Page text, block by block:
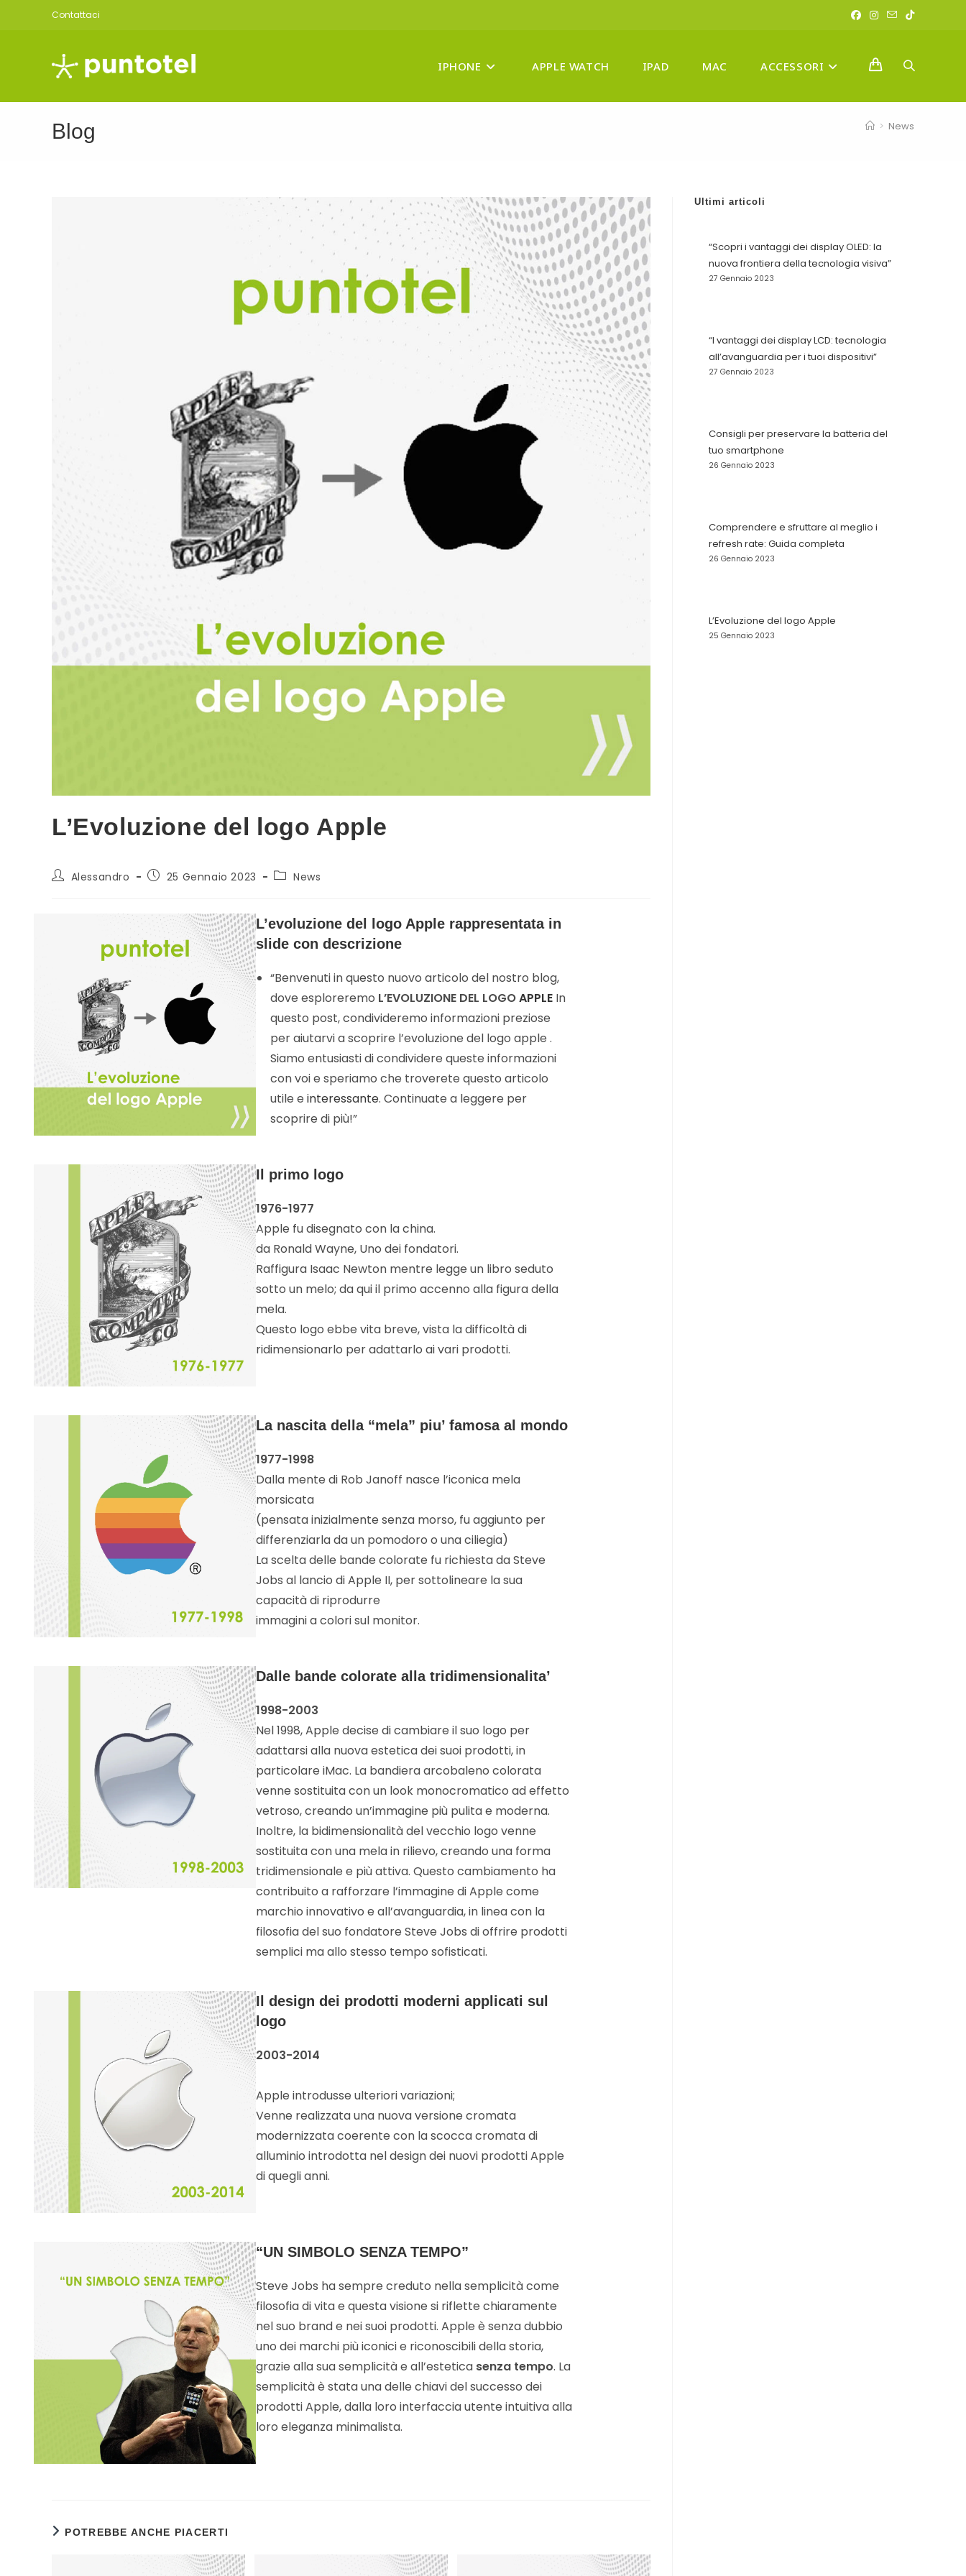
Contattaci
IPHONE APPLE WATCH IPAD MAC ACCESSORI ATTIVA/
Blog > News
L’Evoluzione del logo Apple
AutoreAlessandro
Articolo25 Gennaio 2023
Categoria
News
L’evoluzione del logo Apple rappresentata in
slide con descrizione
“Benvenuti in questo nuovo articolo del nostro blog,
dove esploreremo L’EVOLUZIONE DEL LOGOAPPLE In
questo post, condivideremo informazioni preziose
per aiutarvi a scoprire l’evoluzione del logo apple .
Siamo entusiasti di condividere queste informazioni
con voi e speriamo che troverete questo articolo
utile einteressante. Continuate a leggere per
scoprire di più!”
Il primo logo
1976-1977
Apple fu disegnato con la china.
da Ronald Wayne, Uno dei fondatori.
Raffigura Isaac Newton mentre legge un libro seduto
sotto un melo; da qui il primo accenno alla figura della
mela.
Questo logo ebbe vita breve, vista la difficoltà di
ridimensionarlo per adattarlo ai vari prodotti.
La nascita della “mela” piu’ famosa al mondo
1977-1998
Dalla mente di Rob Janoff nasce l’iconica mela
morsicata
(pensata inizialmente senza morso, fu aggiunto per
differenziarla da un pomodoro o una ciliegia)
La scelta delle bande colorate fu richiesta da Steve
Jobs al lancio di Apple II, per sottolineare la sua
capacità di riprodurre
immagini a colori sul monitor.
Dalle bande colorate alla tridimensionalita’
1998-2003
Nel 1998, Apple decise di cambiare il suo logo per
adattarsi alla nuova estetica dei suoi prodotti, in
particolare iMac. La bandiera arcobaleno colorata
venne sostituita con un look monocromatico ad effetto
vetroso, creando un’immagine più pulita e moderna.
Inoltre, la bidimensionalità del vecchio logo venne
sostituita con una mela in rilievo, creando una forma
tridimensionale e più attiva. Questo cambiamento ha
contribuito a rafforzare l’immagine di Apple come
marchio innovativo e all’avanguardia, in linea con la
filosofia del suo fondatore Steve Jobs di offrire prodotti
semplici ma allo stesso tempo sofisticati.
Il design dei prodotti moderni applicati sul
logo
2003-2014
Apple introdusse ulteriori variazioni;
Venne realizzata una nuova versione cromata
modernizzata coerente con la scocca cromata di
alluminio introdotta nel design dei nuovi prodotti Apple
di quegli anni.
“UN SIMBOLO SENZA TEMPO”
Steve Jobs ha sempre creduto nella semplicità come
filosofia di vita e questa visione si riflette chiaramente
nel suo brand e nei suoi prodotti. Apple è senza dubbio
uno dei marchi più iconici e riconoscibili della storia,
grazie alla sua semplicità e all’estetica senza tempo. La
semplicità è stata una delle chiavi del successo dei
prodotti Apple, dalla loro interfaccia utente intuitiva alla
loro eleganza minimalista.
POTREBBE ANCHE PIACERTI
Ultimi articoli
“Scopri i vantaggi dei display OLED: la
nuova frontiera della tecnologia visiva”
27 Gennaio 2023
“I vantaggi dei display LCD: tecnologia
all’avanguardia per i tuoi dispositivi”
27 Gennaio 2023
Consigli per preservare la batteria del
tuo smartphone
26 Gennaio 2023
Comprendere e sfruttare al meglio i
refresh rate: Guida completa
26 Gennaio 2023
L’Evoluzione del logo Apple
25 Gennaio 2023